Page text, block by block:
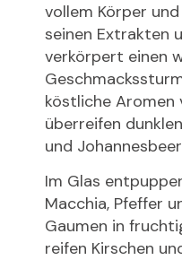
vollem Körper
seinen Extrakten
verkörpert einen
köstliche Aromen
überreifen
und
Im Glas
Macchia, Pfeffer
Gaumen in
reifen Kirschen